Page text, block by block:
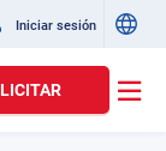
Iniciar sesión